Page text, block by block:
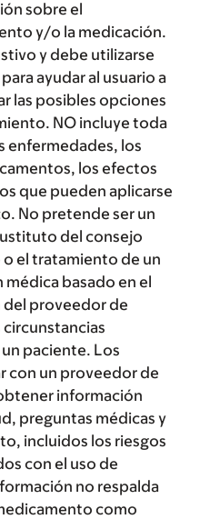
sobre el
y/o la medicación.
y debe utilizarse
ayudar al usuario a
las posibles opciones
NO incluye toda
enfermedades, los
los efectos
que pueden aplicarse
No pretende ser un
del consejo
el tratamiento de un
basado en el
del proveedor de
paciente. Los
con un proveedor de
información
preguntas médicas y
incluidos los riesgos
con el uso de
no respalda
como